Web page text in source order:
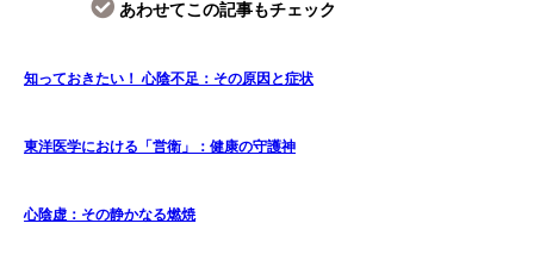
あわせてこの記事もチェック
知っておきたい！ 心陰不足：その原因と症状
東洋医学における「営衛」：健康の守護神
心陰虚：その静かなる燃焼